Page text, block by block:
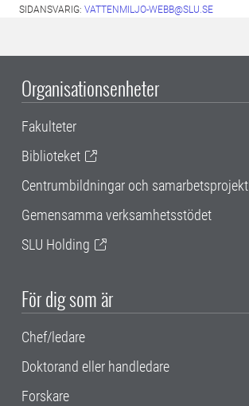
SIDANSVARIG: VATTENMILJO-WEBB@SLU.SE
Organisationsenheter
Fakulteter
Biblioteket
Centrumbildningar och samarbetsprojekt
Gemensamma verksamhetsstödet
SLU Holding
För dig som är
Chef/ledare
Doktorand eller handledare
Forskare